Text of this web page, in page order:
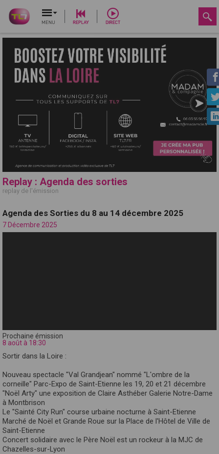
MENU REPLAY DIRECT
Replay : Agenda des sorties
replay de l'émission
Agenda des Sorties du 8 au 14 décembre 2025
7 Décembre 2025
Prochaine émission
8 août à 18:30
Sortir dans la Loire :
Nouveau spectacle "Val Grandjean" nommé "L'ombre de la
corneille" Parc-Expo de Saint-Etienne les 19, 20 et 21 décembre
"Noël Arty" une exposition de Claire Asthéber Galerie Notre-Dame
à Montbrison
Le "Sainté City Run" course urbaine nocturne à Saint-Etienne
Marché de Noël et Grande Roue sur la Place de l'Hôtel de Ville de
Saint-Etienne
Concert solidaire avec le Père Noël est un rockeur à la MJC de
Chazelles-sur-Lyon